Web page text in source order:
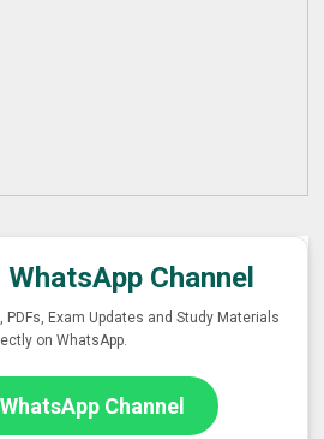
Channel
Exam Updates and Study Materials
on WhatsApp.
Channel